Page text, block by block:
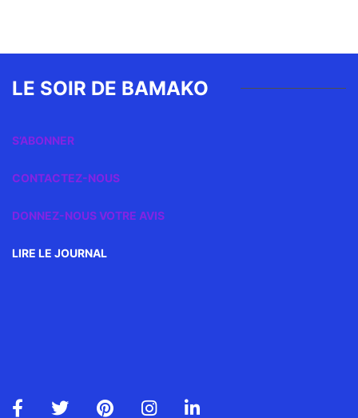
LE SOIR DE BAMAKO
S’ABONNER
CONTACTEZ-NOUS
DONNEZ-NOUS VOTRE AVIS
LIRE LE JOURNAL